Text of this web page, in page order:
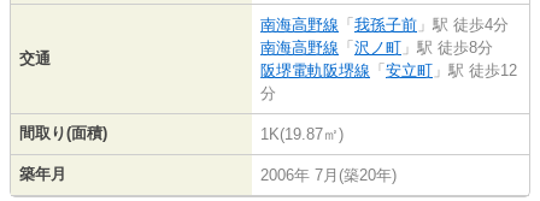
交通
南海高野線 「 我孫子前 」駅 徒歩4分
南海高野線 「 沢ノ町 」駅 徒歩8分
阪堺電軌阪堺線 「 安立町 」駅 徒歩12
分
間取り(面積) 1K(19.87㎡)
築年月 2006年 7月(築20年)